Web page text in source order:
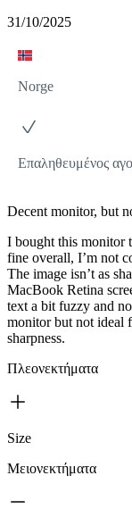
31/10/2025
Norge
Επαληθευμένος
Decent monitor, but
I bought this monitor
fine overall, I’m not
The image isn’t as
MacBook Retina
text a bit fuzzy and
monitor but not ideal
sharpness.
Πλεονεκτήματα
Size
Μειονεκτήματα